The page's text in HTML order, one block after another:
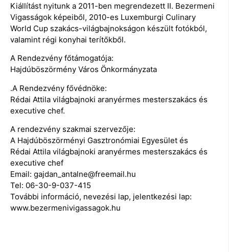
Kiállítást nyitunk a 2011-ben megrendezett II. Bezermeni
Vigasságok képeiből, 2010-es Luxemburgi Culinary
World Cup szakács-világbajnokságon készült fotókból,
valamint régi konyhai terítőkből.
A Rendezvény főtámogatója:
Hajdúböszörmény Város Önkormányzata
.A Rendezvény fővédnöke:
Rédai Attila világbajnoki aranyérmes mesterszakács és
executive chef.
A rendezvény szakmai szervezője:
A Hajdúböszörményi Gasztronómiai Egyesület és
Rédai Attila világbajnoki aranyérmes mesterszakács és
executive chef
Email: gajdan_antalne@freemail.hu
Tel: 06-30-9-037-415
További információ, nevezési lap, jelentkezési lap:
www.bezermenivigassagok.hu